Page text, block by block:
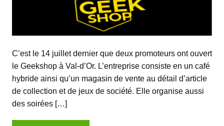
C’est le 14 juillet dernier que deux promoteurs ont ouvert
le Geekshop à Val-d’Or. L’entreprise consiste en un café
hybride ainsi qu’un magasin de vente au détail d’article
de collection et de jeux de société. Elle organise aussi
des soirées […]